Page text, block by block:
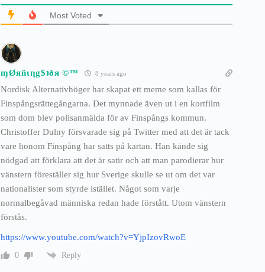
Most Voted
ɱØяñιηg$ʇðя ©™ 8 years ago
Nordisk Alternativhöger har skapat ett meme som kallas för
Finspångsrättegångarna. Det mynnade även ut i en kortfilm
som dom blev polisanmälda för av Finspångs kommun.
Christoffer Dulny försvarade sig på Twitter med att det är tack
vare honom Finspång har satts på kartan. Han kände sig
nödgad att förklara att det är satir och att man parodierar hur
vänstern föreställer sig hur Sverige skulle se ut om det var
nationalister som styrde istället. Något som varje
normalbegåvad människa redan hade förstått. Utom vänstern
förstås.
https://www.youtube.com/watch?v=YjpIzovRwoE
0 Reply